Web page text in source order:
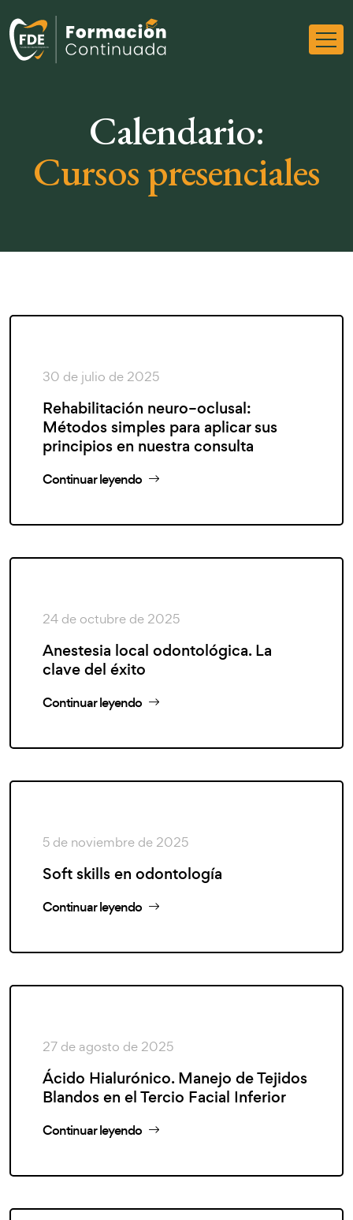
Calendario:
Cursos presenciales
30 de julio de 2025
Rehabilitación neuro–oclusal:
Métodos simples para aplicar sus
principios en nuestra consulta
Continuar leyendo
24 de octubre de 2025
Anestesia local odontológica. La
clave del éxito
Continuar leyendo
5 de noviembre de 2025
Soft skills en odontología
Continuar leyendo
27 de agosto de 2025
Ácido Hialurónico. Manejo de Tejidos
Blandos en el Tercio Facial Inferior
Continuar leyendo